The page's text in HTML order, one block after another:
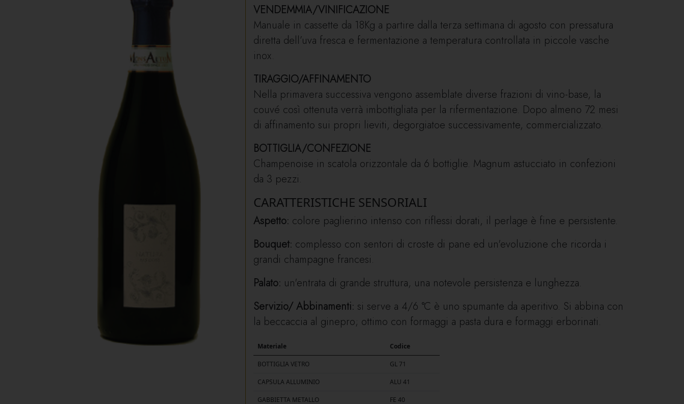
VENDEMMIA/VINIFICAZIONE
Manuale in cassette da 18Kg a partire dalla terza settimana di agosto con pressatura
diretta dell’uva fresca e fermentazione a temperatura controllata in piccole vasche
inox.
TIRAGGIO/AFFINAMENTO
Nella primavera successiva vengono assemblate diverse frazioni di vino-base, la
couvé così ottenuta verrà imbottigliata per la rifermentazione. Dopo almeno 72 mesi
di affinamento sui propri lieviti, degorgiatoe successivamente, commercializzato.
BOTTIGLIA/CONFEZIONE
Champenoise in scatola orizzontale da 6 bottiglie. Magnum astucciato in confezioni
da 3 pezzi.
CARATTERISTICHE SENSORIALI
Aspetto: colore paglierino intenso con riflessi dorati, il perlage è fine e persistente.
Bouquet: complesso con sentori di croste di pane ed un'evoluzione che ricorda i
grandi champagne francesi.
Palato: un'entrata di grande struttura, una notevole persistenza e lunghezza.
Servizio/ Abbinamenti: si serve a 4/6 °C è uno spumante da aperitivo. Si abbina con
la beccaccia al ginepro; ottimo con formaggi a pasta dura e formaggi erborinati.
Materiale Codice
BOTTIGLIA VETRO GL 71
CAPSULA ALLUMINIO ALU 41
GABBIETTA METALLO FE 40